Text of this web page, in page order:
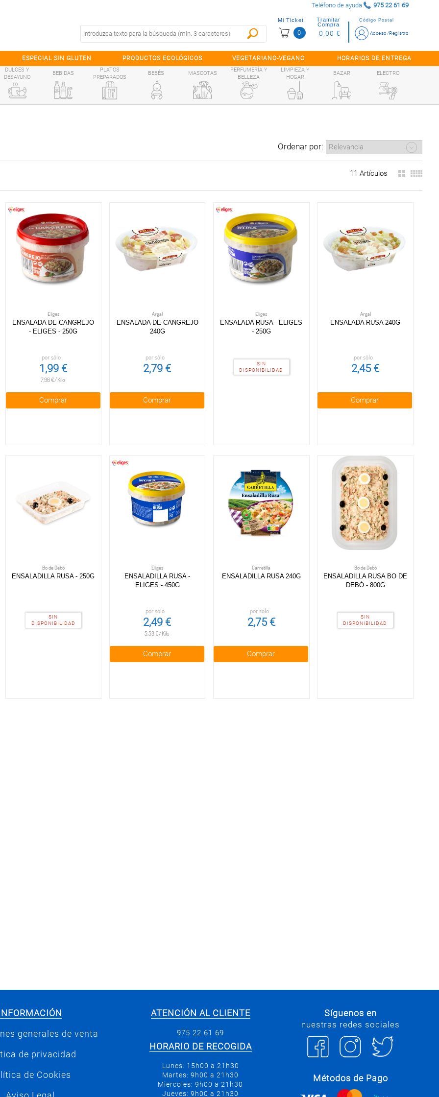
Teléfono de ayuda 975 22 61 69
Código Postal
Acceso/Registro
Mi Ticket
0
Tramitar
Compra
0,00 €
ESPECIAL SIN GLUTEN PRODUCTOS ECOLÓGICOS VEGETARIANO-VEGANO HORARIOS DE ENTREGA
DULCES Y
DESAYUNO
BEBIDAS
PLATOS
PREPARADOS
BEBÉS MASCOTAS
PERFUMERÍA Y
BELLEZA
LIMPIEZA Y
HOGAR
BAZAR ELECTRO
Ordenar por:
11 Artículos
Eliges
ENSALADA DE CANGREJO
- ELIGES - 250G
por sólo
1,99 €
7,96 €/Kilo
Comprar
Argal
ENSALADA DE CANGREJO
240G
por sólo
2,79 €
Comprar
Eliges
ENSALADA RUSA - ELIGES
- 250G
SIN
DISPONIBILIDAD
Argal
ENSALADA RUSA 240G
por sólo
2,45 €
Comprar
Bo de Debò
ENSALADILLA RUSA - 250G
SIN
DISPONIBILIDAD
Eliges
ENSALADILLA RUSA -
ELIGES - 450G
por sólo
2,49 €
5,53 €/Kilo
Comprar
Carretilla
ENSALADILLA RUSA 240G
por sólo
2,75 €
Comprar
Bo de Debò
ENSALADILLA RUSA BO DE
DEBÒ - 800G
SIN
DISPONIBILIDAD
INFORMACIÓN
generales de venta
de privacidad
de Cookies
ATENCIÓN AL CLIENTE
975 22 61 69
HORARIO DE RECOGIDA
Lunes: 15h00 a 21h30
Martes: 9h00 a 21h30
Miercoles: 9h00 a 21h30
Jueves: 9h00 a 21h30
Síguenos en
nuestras redes sociales
Métodos de Pago